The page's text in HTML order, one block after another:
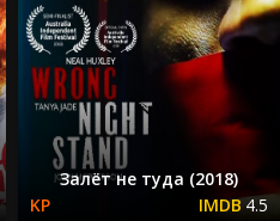
Залёт не туда (2018)
4.5